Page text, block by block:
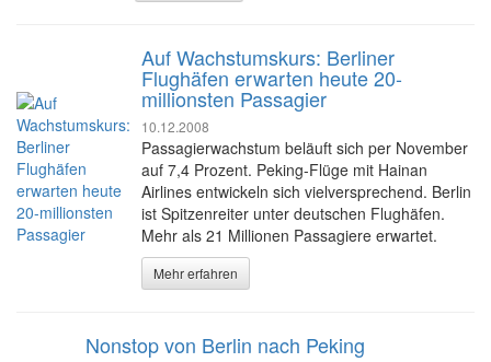
Auf Wachstumskurs: Berliner
Flughäfen erwarten heute 20-
millionsten Passagier
10.12.2008
Passagierwachstum beläuft sich per November
auf 7,4 Prozent. Peking-Flüge mit Hainan
Airlines entwickeln sich vielversprechend. Berlin
ist Spitzenreiter unter deutschen Flughäfen.
Mehr als 21 Millionen Passagiere erwartet.
Mehr erfahren
Nonstop von Berlin nach Peking